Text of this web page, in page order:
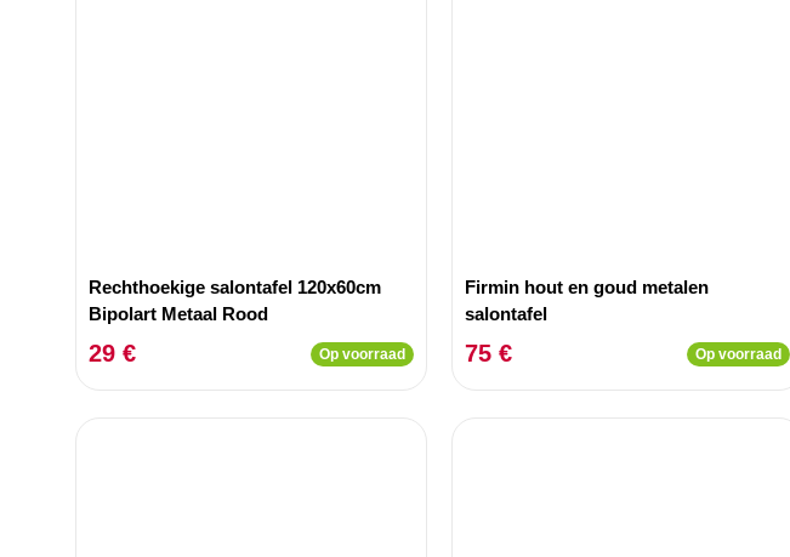
Rechthoekige salontafel 120x60cm
Bipolart Metaal Rood
29 € Op voorraad
Firmin hout en goud metalen
salontafel
75 € Op voorraad